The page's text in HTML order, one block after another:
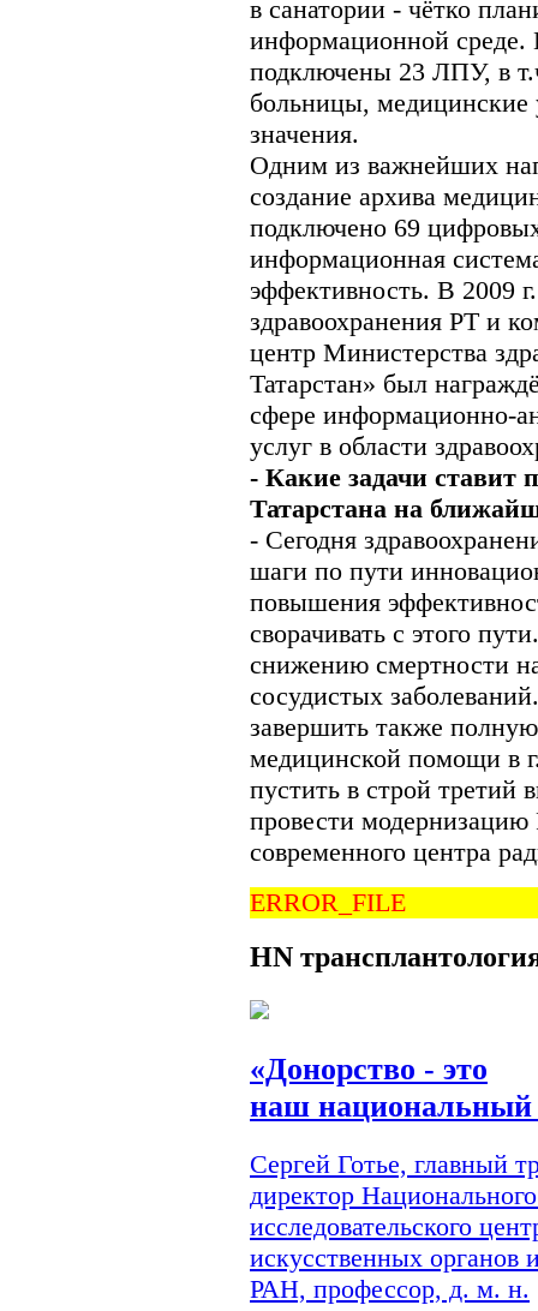
в санатории - чётко
информационной среде.
подключены 23 ЛПУ, в
больницы, медицинские
значения.
Одним из важнейших
создание архива
подключено 69
информационная
эффективность. В 2009
здравоохранения РТ и
центр Министерства
Татарстан» был
сфере информационно-
услуг в области
- Какие задачи ставит
Татарстана на
- Сегодня
шаги по пути
повышения
сворачивать с этого
снижению смертности
сосудистых
завершить также
медицинской помощи в
пустить в строй третий
провести
современного центра
ERROR_FILE
HN
«Донорство - это
наш национальный
Сергей Готье, главный
директор
исследовательского
искусственных
РАН, профессор, д. м. н.